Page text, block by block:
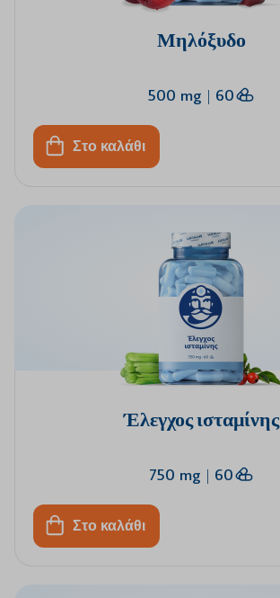
Μηλόξυδο
500 mg | 60
Στο καλάθι
Έλεγχος ισταμίνης
750 mg | 60
Στο καλάθι